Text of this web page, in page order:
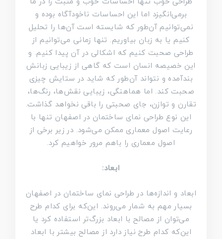
برمی‌انگیزد اما این احساسات ناخودآگاه بوده و
نمی‌توانیم آن‌طور که شایسته است آن‌ها را تحلیل
کنیم یا به زبان بیاوریم. تنها زمانی می‌توانیم از
طراحی صحبت کنیم که اشکالی در آن پیدا کنیم. و
این خصیصه انسان است که گاهی از زیبایی زبانش
بندآمده و نتواند آن‌طور که شاید در ستایش چیزی
صحبت کند. اما هماهنگی، زیبایی نقش‌ها، رنگ‌ها،
تقارن و توازن، جای صحبتی را باقی نخواهد گذاشت.
این نوع طراحی نمای ساختمان در اصفهان تنها با
رعایت اصول معماری ممکن می‌شود. در زیر برخی از
اصول معماری را باهم مرور خواهیم کرد.
ابعاد:
ابعاد و اندازه‌ها در طراحی نمای ساختمان در اصفهان
بسیار مهم به شمار می‌روند. این‌که برای کدام طرح
می‌توان از مصالح با ابعاد بزرگ‌تر استفاده کرد یا
این‌که کدام طرح نیاز دارد از مصالح بیشتر با ابعاد